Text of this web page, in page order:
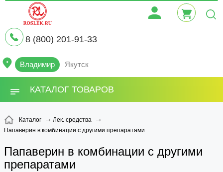
8 (800) 201-91-33
Владимир Якутск
КАТАЛОГ ТОВАРОВ
Каталог
Лек. средства
Папаверин в комбинации с другими препаратами
Папаверин в комбинации с другими
препаратами